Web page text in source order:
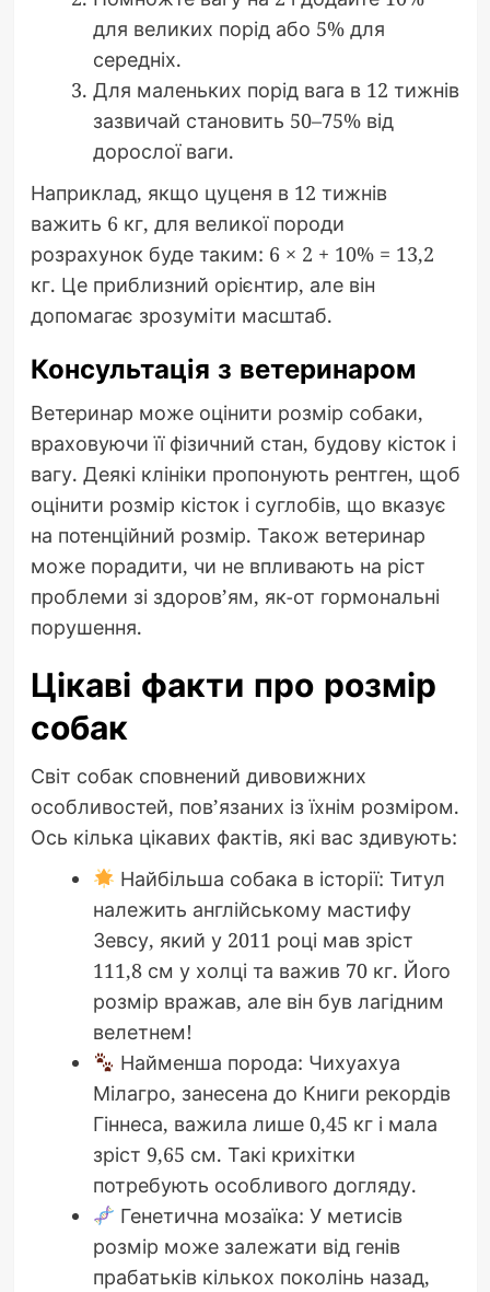
для великих порід або 5% для
середніх.
Для маленьких порід вага в 12 тижнів
зазвичай становить 50–75% від
дорослої ваги.
Наприклад, якщо цуценя в 12 тижнів
важить 6 кг, для великої породи
розрахунок буде таким: 6 × 2 + 10% = 13,2
кг. Це приблизний орієнтир, але він
допомагає зрозуміти масштаб.
Консультація з ветеринаром
Ветеринар може оцінити розмір собаки,
враховуючи її фізичний стан, будову кісток і
вагу. Деякі клініки пропонують рентген, щоб
оцінити розмір кісток і суглобів, що вказує
на потенційний розмір. Також ветеринар
може порадити, чи не впливають на ріст
проблеми зі здоров’ям, як-от гормональні
порушення.
Цікаві факти про розмір
собак
Світ собак сповнений дивовижних
особливостей, пов’язаних із їхнім розміром.
Ось кілька цікавих фактів, які вас здивують:
Найбільша собака в історії: Титул
належить англійському мастифу
Зевсу, який у 2011 році мав зріст
111,8 см у холці та важив 70 кг. Його
розмір вражав, але він був лагідним
велетнем!
Найменша порода: Чихуахуа
Мілагро, занесена до Книги рекордів
Гіннеса, важила лише 0,45 кг і мала
зріст 9,65 см. Такі крихітки
потребують особливого догляду.
Генетична мозаїка: У метисів
розмір може залежати від генів
прабатьків кількох поколінь назад,